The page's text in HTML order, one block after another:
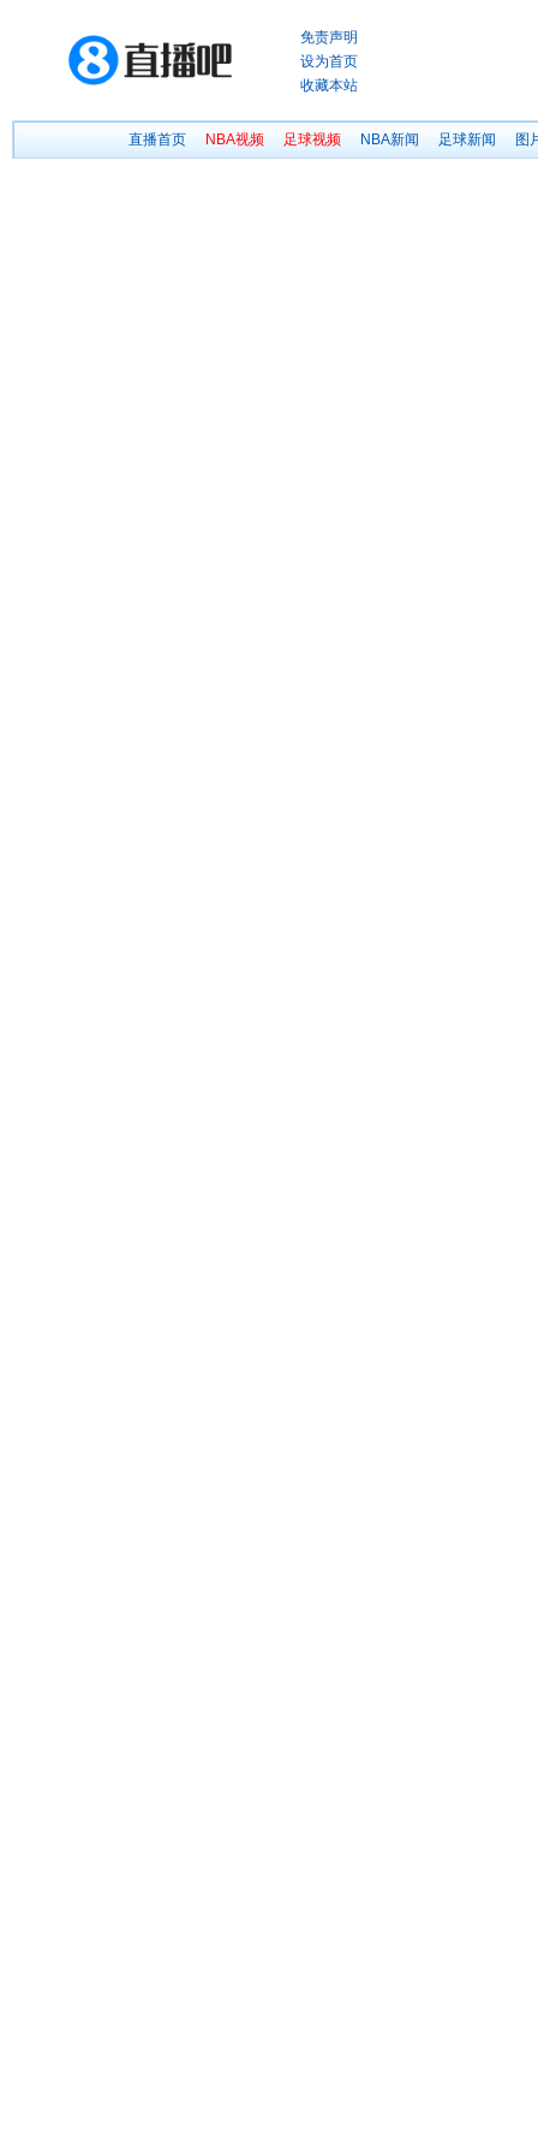
免责声明
设为首页
收藏本站
直播首页 NBA视频 足球视频 NBA新闻 足球新闻 图